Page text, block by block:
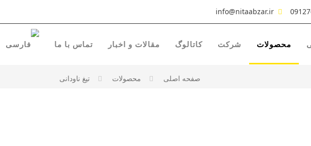
info@nitaabzar.ir
محصولات شرکت کاتالوگ مقالات و اخبار تماس با ما
صفحه اصلی محصولات
تیغ ناودانی